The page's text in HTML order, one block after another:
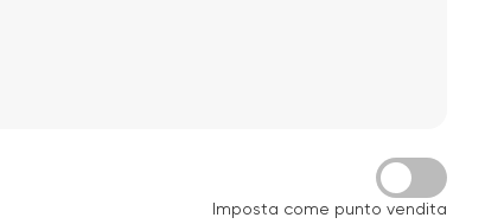
Imposta come punto vendita